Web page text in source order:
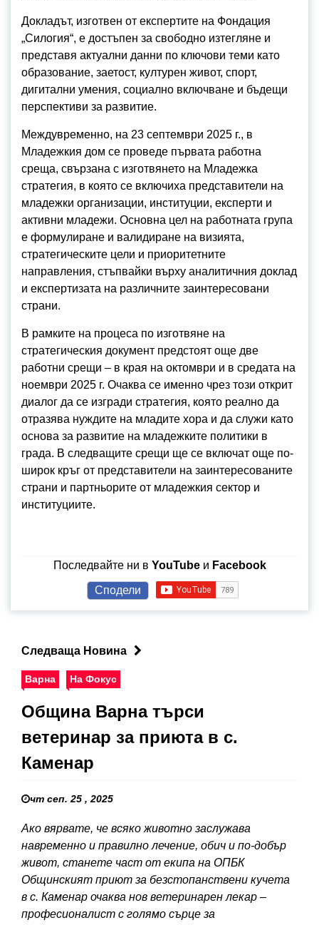
Докладът, изготвен от експертите на Фондация
„Силогия“, е достъпен за свободно изтегляне и
представя актуални данни по ключови теми като
образование, заетост, културен живот, спорт,
дигитални умения, социално включване и бъдещи
перспективи за развитие.
Междувременно, на 23 септември 2025 г., в
Младежкия дом се проведе първата работна
среща, свързана с изготвянето на Младежка
стратегия, в която се включиха представители на
младежки организации, институции, експерти и
активни младежи. Основна цел на работната група
е формулиране и валидиране на визията,
стратегическите цели и приоритетните
направления, стъпвайки върху аналитичния доклад
и експертизата на различните заинтересовани
страни.
В рамките на процеса по изготвяне на
стратегическия документ предстоят още две
работни срещи – в края на октомври и в средата на
ноември 2025 г. Очаква се именно чрез този открит
диалог да се изгради стратегия, която реално да
отразява нуждите на младите хора и да служи като
основа за развитие на младежките политики в
града. В следващите срещи ще се включат още по-
широк кръг от представители на заинтересованите
страни и партньорите от младежкия сектор и
институциите.
Последвайте ни в YouTubeи Facebook
Сподели
Следваща Новина
Варна На Фокус
Община Варна търси
ветеринар за приюта в с.
Каменар
чт сеп. 25 , 2025
Ако вярвате, че всяко животно заслужава
навременно и правилно лечение, обич и по-добър
живот, станете част от екипа на ОПБК
Общинският приют за безстопанствени кучета
в с. Каменар очаква нов ветеринарен лекар –
професионалист с голямо сърце за